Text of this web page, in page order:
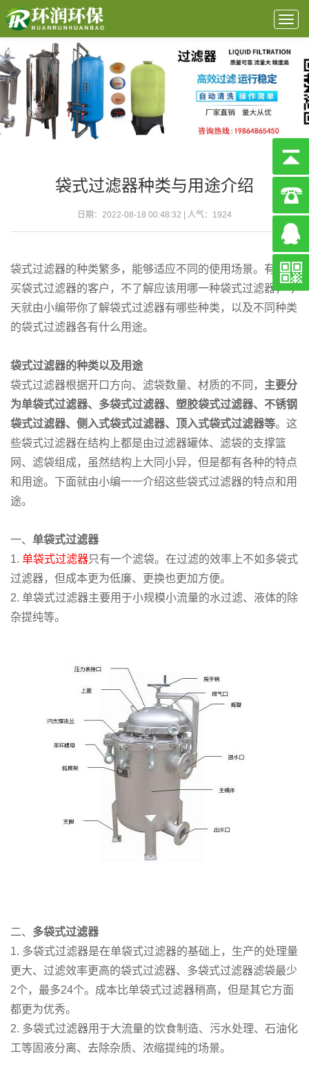
袋式过滤器种类与用途介绍
日期：2022-08-18 00:48:32 | 人气： 1924
袋式过滤器的种类繁多，能够适应不同的使用场景。有想购
买袋式过滤器的客户，不了解应该用哪一种袋式过滤器，今
天就由小编带你了解袋式过滤器有哪些种类，以及不同种类
的袋式过滤器各有什么用途。
袋式过滤器的种类以及用途
袋式过滤器根据开口方向、滤袋数量、材质的不同， 主要分
为单袋式过滤器、多袋式过滤器、塑胶袋式过滤器、不锈钢
袋式过滤器、侧入式袋式过滤器、顶入式袋式过滤器等。这
些袋式过滤器在结构上都是由过滤器罐体、滤袋的支撑篮
网、滤袋组成，虽然结构上大同小异，但是都有各种的特点
和用途。下面就由小编一一介绍这些袋式过滤器的特点和用
途。
一、 单袋式过滤器
1. 单袋式过滤器只有一个滤袋。在过滤的效率上不如多袋式
过滤器，但成本更为低廉、更换也更加方便。
2. 单袋式过滤器主要用于小规模小流量的水过滤、液体的除
杂提纯等。
二、 多袋式过滤器
1. 多袋式过滤器是在单袋式过滤器的基础上，生产的处理量
更大、过滤效率更高的袋式过滤器、多袋式过滤器滤袋最少
2个，最多24个。成本比单袋式过滤器稍高，但是其它方面
都更为优秀。
2. 多袋式过滤器用于大流量的饮食制造、污水处理、石油化
工等固液分离、去除杂质、浓缩提纯的场景。